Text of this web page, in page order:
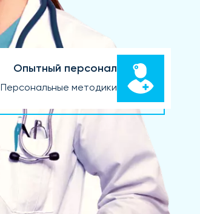
Опытный персонал
Персональные методики